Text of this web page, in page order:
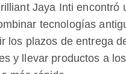
Jaya Inti encontró
tecnologías
los plazos de entrega
y llevar productos a